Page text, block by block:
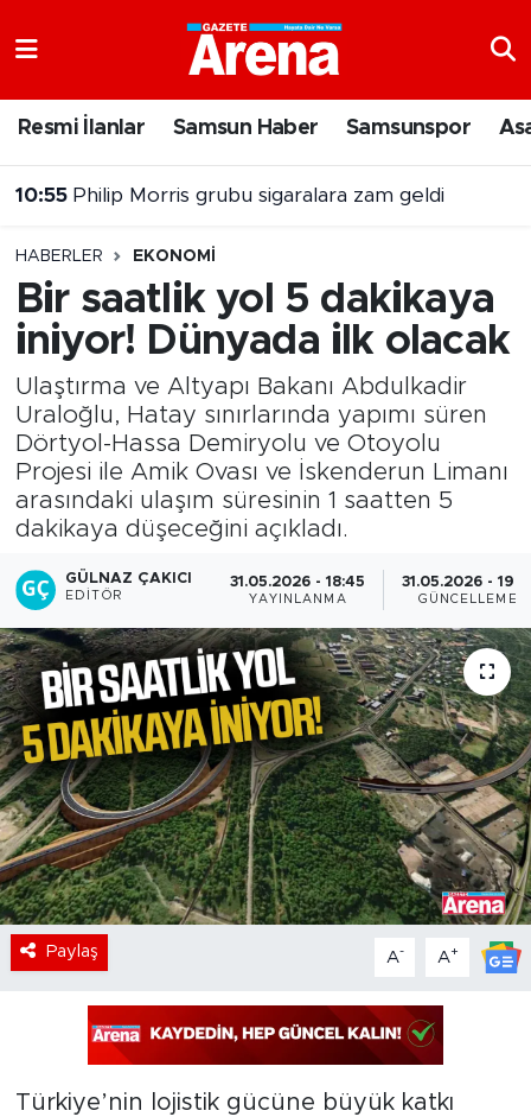
Resmi İlanlar Samsun Haber Samsunspor
10:55 Philip Morris grubu sigaralara zam geldi
10:36 Bafra Ovasında hasat devam ediyor
HABERLER EKONOMI
Bir saatlik yol 5 dakikaya
iniyor! Dünyada ilk olacak
Ulaştırma ve Altyapı Bakanı Abdulkadir
Uraloğlu, Hatay sınırlarında yapımı süren
Dörtyol-Hassa Demiryolu ve Otoyolu
Projesi ile Amik Ovası ve İskenderun Limanı
arasındaki ulaşım süresinin 1 saatten 5
dakikaya düşeceğini açıkladı.
GÜLNAZ ÇAKICI
EDITÖR
31.05.2026 - 18:45
YAYINLANMA
31.05.2026 -
GÜNCELLEME
Paylaş A- A+
Türkiye’nin lojistik gücüne büyük katkı
Samsun Namaz Vakitleri
Süper Lig Puan Durumu ve Fikstür
Tüm Manşetler
Son Dakika Haberleri
Haber Arşivi